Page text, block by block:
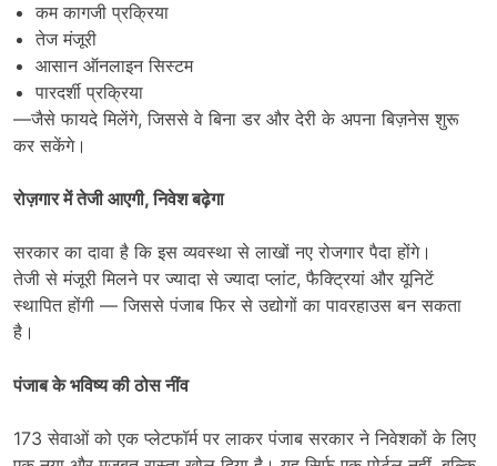
कम कागजी प्रक्रिया
तेज मंजूरी
आसान ऑनलाइन सिस्टम
पारदर्शी प्रक्रिया
—जैसे फायदे मिलेंगे, जिससे वे बिना डर और देरी के अपना बिज़नेस शुरू
कर सकेंगे।
रोज़गार में तेजी आएगी,निवेश बढ़ेगा
सरकार का दावा है कि इस व्यवस्था से लाखों नए रोजगार पैदा होंगे।
तेजी से मंजूरी मिलने पर ज्यादा से ज्यादा प्लांट, फैक्ट्रियां और यूनिटें
स्थापित होंगी — जिससे पंजाब फिर से उद्योगों का पावरहाउस बन सकता
है।
पंजाब के भविष्य की ठोस नींव
173 सेवाओं को एक प्लेटफॉर्म पर लाकर पंजाब सरकार ने निवेशकों के लिए